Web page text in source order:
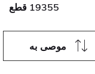
19355 قطع
موصى به